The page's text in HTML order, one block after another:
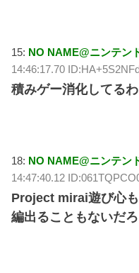
15: NO NAME@ニンテン
14:46:17.70
積みゲー消化してるわ
18: NO NAME@ニンテン
14:47:40.12
Project mirai遊び心
編出ることもないだろ